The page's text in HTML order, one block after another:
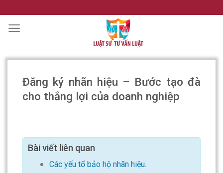
to
content
Đăng ký nhãn hiệu – Bước tạo đà
cho thắng lợi của doanh nghiệp
Bài viết liên quan
Các yếu tố bảo hộ nhãn hiệu.